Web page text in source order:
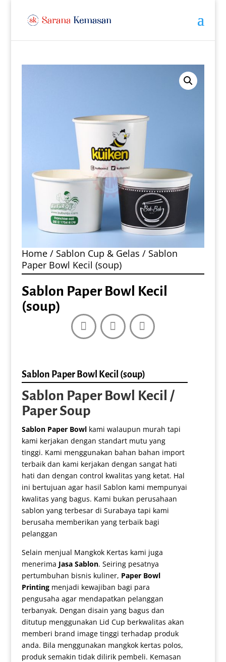
Home/ Sablon Cup & Gelas / Sablon
Paper Bowl Kecil (soup)
Sablon Paper Bowl Kecil
(soup)
Sablon Paper Bowl Kecil (soup)
Sablon Paper Bowl Kecil /
Paper Soup
Sablon Paper Bowl kami walaupun murah tapi
kami kerjakan dengan standart mutu yang
tinggi. Kami menggunakan bahan bahan import
terbaik dan kami kerjakan dengan sangat hati
hati dan dengan control kwalitas yang ketat. Hal
ini bertujuan agar hasil Sablon kami mempunyai
kwalitas yang bagus. Kami bukan perusahaan
sablon yang terbesar di Surabaya tapi kami
berusaha memberikan yang terbaik bagi
pelanggan
Selain menjual Mangkok Kertas kami juga
menerima Jasa Sablon. Seiring pesatnya
pertumbuhan bisnis kuliner, Paper Bowl
Printingmenjadi kewajiban bagi para
pengusaha agar mendapatkan pelanggan
terbanyak. Dengan disain yang bagus dan
ditutup menggunakan Lid Cup berkwalitas akan
memberi brand image tinggi terhadap produk
anda. Bila menggunakan mangkok kertas polos,
produk semakin tidak dilirik pembeli. Kemasan